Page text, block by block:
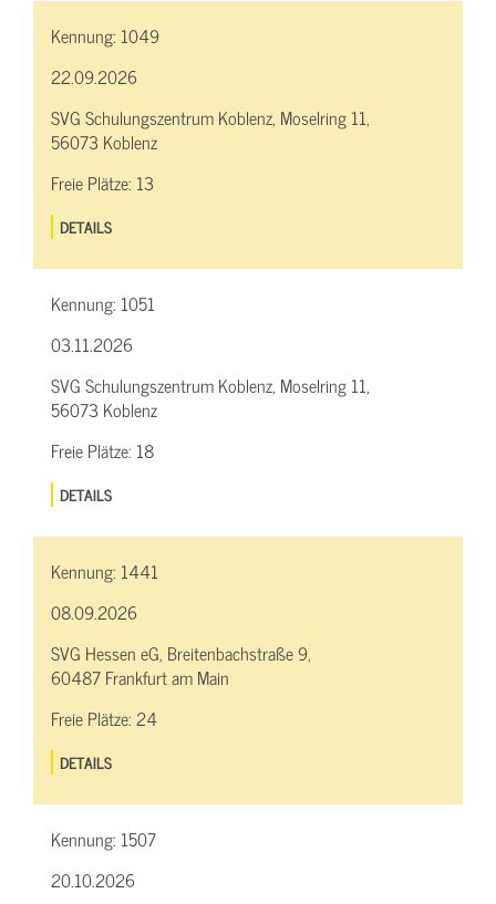
Kennung: 1049
22.09.2026
SVG Schulungszentrum Koblenz, Moselring 11,
56073 Koblenz
Freie Plätze: 13
DETAILS
Kennung: 1051
03.11.2026
SVG Schulungszentrum Koblenz, Moselring 11,
56073 Koblenz
Freie Plätze: 18
DETAILS
Kennung: 1441
08.09.2026
SVG Hessen eG, Breitenbachstraße 9,
60487 Frankfurt am Main
Freie Plätze:24
DETAILS
Kennung: 1507
20.10.2026